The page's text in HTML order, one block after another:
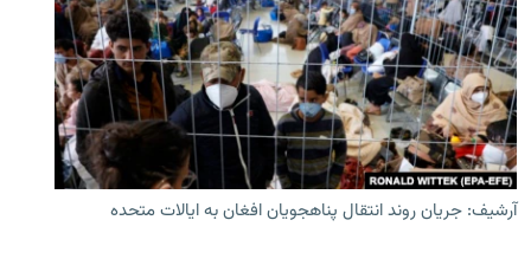
آرشیف: جریان روند انتقال پناهجویان افغان به ایالات متحده